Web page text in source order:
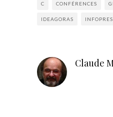
C CONFÉRENCES
IDEAGORAS
Claude